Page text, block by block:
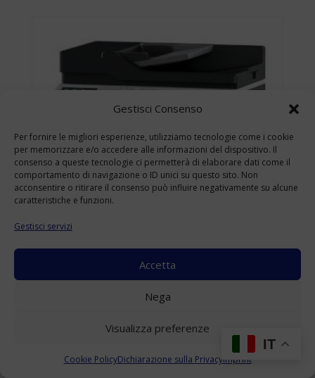
Gestisci Consenso
Per fornire le migliori esperienze, utilizziamo tecnologie come i cookie
per memorizzare e/o accedere alle informazioni del dispositivo. Il
consenso a queste tecnologie ci permetterà di elaborare dati come il
comportamento di navigazione o ID unici su questo sito. Non
acconsentire o ritirare il consenso può influire negativamente su alcune
caratteristiche e funzioni.
Gestisci servizi
Accetta
Nega
Visualizza preferenze
Cookie PolicyDichiarazione sulla PrivacyImprint
A4
Accedi per visualizzare i prezziIT